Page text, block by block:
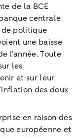
de la BCE
centrale
de politique
une baisse
l’année. Toute
les
et sur leur
des deux
en raison des
européenne et